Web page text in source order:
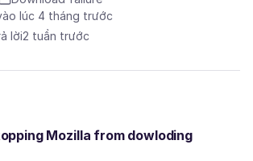
lúc 4 tháng trước
lời2 tuần trước
Mozilla from dowloding